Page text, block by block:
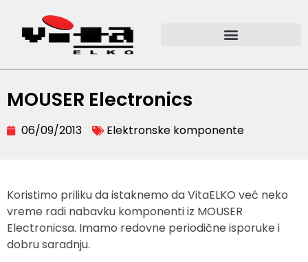
MOUSER Electronics
06/09/2013 Elektronske komponente
Koristimo priliku da istaknemo da VitaELKO već neko
vreme radi nabavku komponenti iz MOUSER
Electronicsa. Imamo redovne periodične isporuke i
dobru saradnju.